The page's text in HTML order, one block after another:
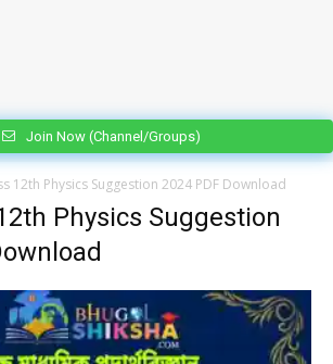
Join Now (Channel/Groups)
12th Physics Suggestion 2024 PDF Download
Physics Suggestion